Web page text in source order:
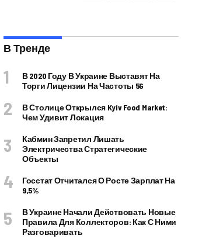
В Тренде
В 2020 Году В Украине Выставят На
Торги Лицензии На Частоты 5G
В Столице Открылся Kyiv Food Market:
Чем Удивит Локация
Кабмин Запретил Лишать
Электричества Стратегические
Объекты
Госстат Отчитался О Росте Зарплат На
9,5%
В Украине Начали Действовать Новые
Правила Для Коллекторов: Как С Ними
Разговаривать